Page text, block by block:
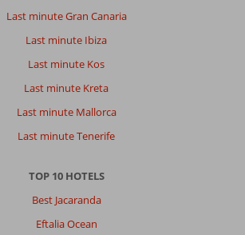
Last minute Gran Canaria
Last minute Ibiza
Last minute Kos
Last minute Kreta
Last minute Mallorca
Last minute Tenerife
TOP 10 HOTELS
Best Jacaranda
Eftalia Ocean